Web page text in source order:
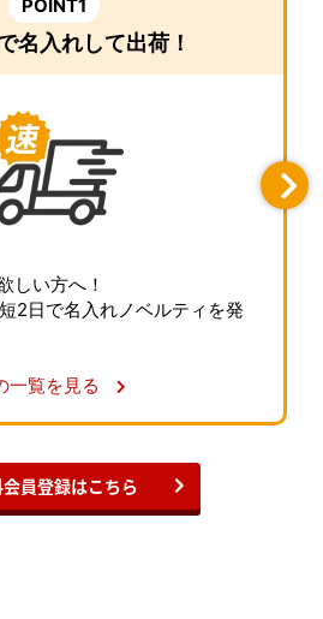
POINT1
名入れして出荷！
しい方へ！
2日で名入れノベルティを発
一覧を見る
員登録はこちら